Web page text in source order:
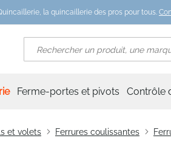
la quincaillerie des pros pour tous.
Ferme-portes et pivots Contrôle
et volets Ferrures coulissantes